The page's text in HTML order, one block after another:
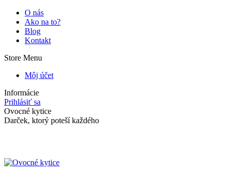
Skip
content
O nás
Ako na to?
Blog
Kontakt
Store Menu
Môj účet
Informácie
Prihlásiť sa
Facebook
page
window
Instagram
page
window
Ovocné kytice
Darček, ktorý poteší každého